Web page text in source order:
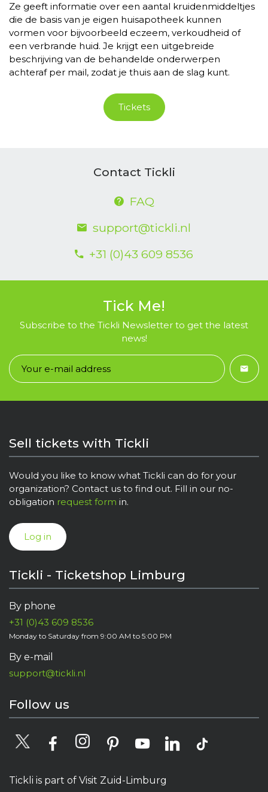
Ze geeft informatie over een aantal kruidenmiddeltjes
die de basis van je eigen huisapotheek kunnen
vormen voor bijvoorbeeld eczeem, verkoudheid of
een verbrande huid. Je krijgt een uitgebreide
beschrijving van de behandelde onderwerpen
achteraf per mail, zodat je thuis aan de slag kunt.
Tickets
Contact Tickli
FAQ
support@tickli.nl
+31 (0)43 609 8536
Tick Me!
Subscribe to the Tickli Newsletter to get the latest
news!
Sell tickets with Tickli
Would you like to know what Tickli can do for your
organization? Contact us to find out. Fill in our no-
obligation request form in.
Log in
Tickli - Ticketshop Limburg
By phone
+31 (0)43 609 8536
Monday to Saturday from 9:00 AM to 5:00 PM
By e-mail
support@tickli.nl
Follow us
Tickli is part of Visit Zuid-Limburg